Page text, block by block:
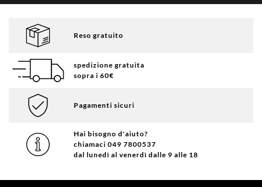
Reso gratuito
spedizione gratuita
sopra i 60€
Pagamenti sicuri
Hai bisogno d'aiuto?
chiamaci 049 7800537
dal lunedì al venerdì dalle 9 alle 18